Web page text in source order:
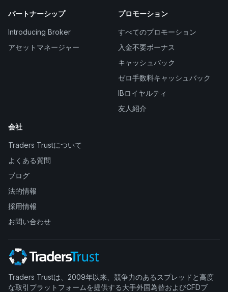
パートナーシップ
Introducing Broker
アセットマネージャー
プロモーション
すべてのプロモーション
入金不要ボーナス
キャッシュバック
ゼロ手数料キャッシュバック
IBロイヤルティ
友人紹介
会社
Traders Trustについて
よくある質問
ブログ
法的情報
採用情報
お問い合わせ
Traders Trustは、2009年以来、競争力のあるスプレッドと高度
な取引プラットフォームを提供する大手外国為替およびCFDブ